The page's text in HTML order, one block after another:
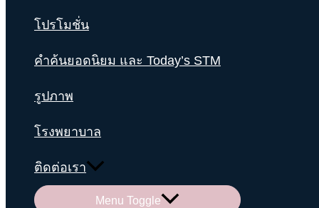
โปรโมชั่น
คำค้นยอดนิยม และ Today’s STM
รูปภาพ
โรงพยาบาล
ติดต่อเรา
Menu Toggle